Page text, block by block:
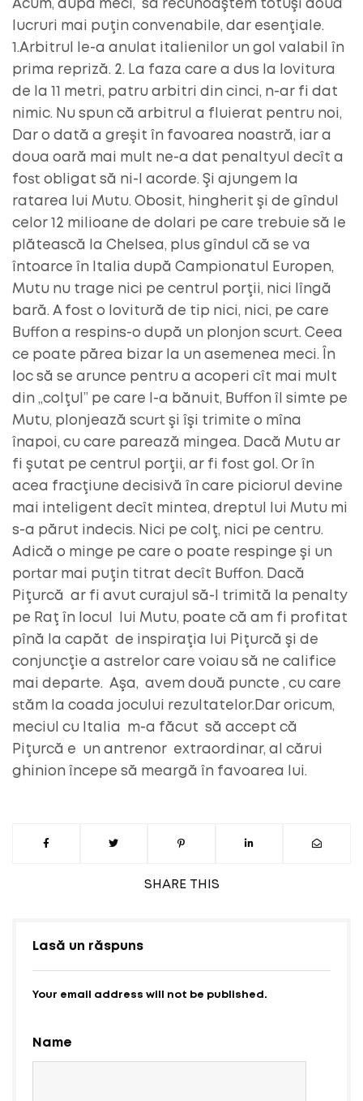
SHARE THIS
Acum, după meci, să recunoaştem totuşi două
lucruri mai puţin convenabile, dar esenţiale.
1.Arbitrul le-a anulat italienilor un gol valabil în
prima repriză. 2. La faza care a dus la lovitura
de la 11 metri, patru arbitri din cinci, n-ar fi dat
nimic. Nu spun că arbitrul a fluierat pentru noi,
Dar o dată a greşit în favoarea noastră, iar a
doua oară mai mult ne-a dat penaltyul decît a
fost obligat să ni-l acorde. Şi ajungem la
ratarea lui Mutu. Obosit, hingherit şi de gîndul
celor 12 milioane de dolari pe care trebuie să le
plătească la Chelsea, plus gîndul că se va
întoarce în Italia după Campionatul Europen,
Mutu nu trage nici pe centrul porţii, nici lîngă
bară. A fost o lovitură de tip nici, nici, pe care
Buffon a respins-o după un plonjon scurt. Ceea
ce poate părea bizar la un asemenea meci. În
loc să se arunce pentru a acoperi cît mai mult
din „colţul” pe care l-a bănuit, Buffon îl simte pe
Mutu, plonjează scurt şi îşi trimite o mîna
înapoi, cu care parează mingea. Dacă Mutu ar
fi şutat pe centrul porţii, ar fi fost gol. Or în
acea fracţiune decisivă în care piciorul devine
mai inteligent decît mintea, dreptul lui Mutu mi
s-a părut indecis. Nici pe colţ, nici pe centru.
Adică o minge pe care o poate respinge şi un
portar mai puţin titrat decît Buffon. Dacă
Piţurcă ar fi avut curajul să-l trimită la penalty
pe Raţ în locul lui Mutu, poate că am fi profitat
pînă la capăt de inspiraţia lui Piţurcă şi de
conjuncţie a astrelor care voiau să ne califice
mai departe. Aşa, avem două puncte , cu care
stăm la coada jocului rezultatelor.Dar oricum,
meciul cu Italia m-a făcut să accept că
Piţurcă e un antrenor extraordinar, al cărui
ghinion începe să meargă în favoarea lui.
Lasă un răspuns
Your email address will not be published.
Name